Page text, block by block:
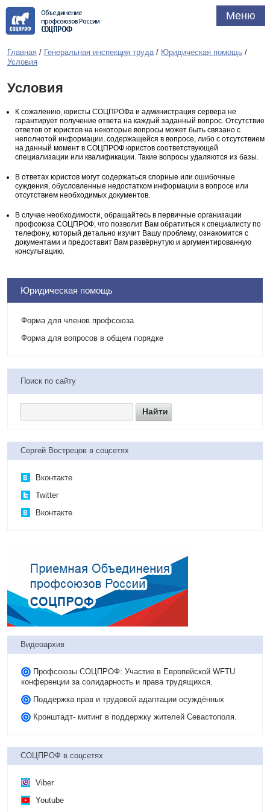
Меню
Объединение
профсоюзов России
СОЦПРОФ
Главная / Генеральная инспекция труда/ Юридическая помощь /
Условия
Условия
К сожалению, юристы СОЦПРОФа и администрация сервера не
гарантирует получение ответа на каждый заданный вопрос. Отсутствие
ответов от юристов на некоторые вопросы может быть связано с
неполнотой информации, содержащейся в вопросе, либо с отсутствием
на данный момент в СОЦПРОФ юристов соответствующей
специализации или квалификации. Такие вопросы удаляются из базы.
В ответах юристов могут содержаться спорные или ошибочные
суждения, обусловленные недостатком информации в вопросе или
отсутствием необходимых документов.
В случае необходимости, обращайтесь в первичные организации
профсоюза СОЦПРОФ, что позволит Вам обратиться к специалисту по
телефону, который детально изучит Вашу проблему, ознакомится с
документами и предоставит Вам развёрнутую и аргументированную
консультацию.
Юридическая помощь
Форма для членов профсоюза
Форма для вопросов в общем порядке
Поиск по сайту
Сергей Вострецов в соцсетях
Вконтакте
Twitter
Вконтакте
Видеоархив
Профсоюзы СОЦПРОФ: Участие в Европейской WFTU
конференции за солидарность и права трудящихся.
Поддержка прав и трудовой адаптации осуждённых
Кронштадт- митинг в поддержку жителей Севастополя.
СОЦПРОФ в соцсетях
Viber
Youtube